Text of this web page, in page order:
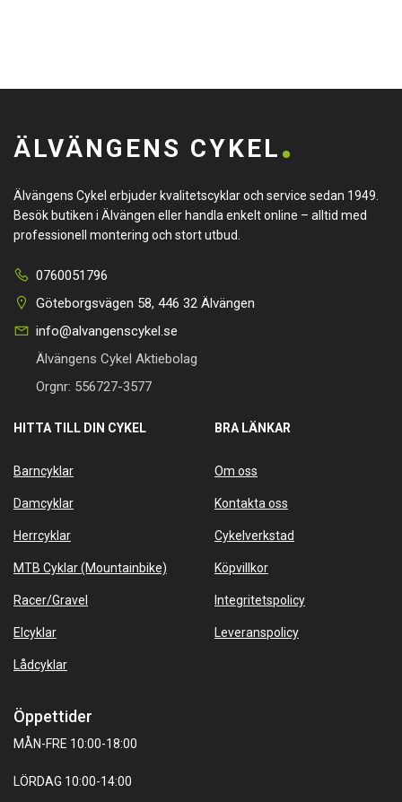
ÄLVÄNGENS CYKEL
Älvängens Cykel erbjuder kvalitetscyklar och service sedan 1949.
Besök butiken i Älvängen eller handla enkelt online – alltid med
professionell montering och stort utbud.
0760051796
Göteborgsvägen 58, 446 32 Älvängen
info@alvangenscykel.se
Älvängens Cykel Aktiebolag
Orgnr: 556727-3577
HITTA TILL DIN CYKEL
Barncyklar
Damcyklar
Herrcyklar
MTB Cyklar (Mountainbike)
Racer/Gravel
Elcyklar
Lådcyklar
BRA LÄNKAR
Om oss
Kontakta oss
Cykelverkstad
Köpvillkor
Integritetspolicy
Leveranspolicy
Öppettider
MÅN-FRE 10:00-18:00
LÖRDAG 10:00-14:00